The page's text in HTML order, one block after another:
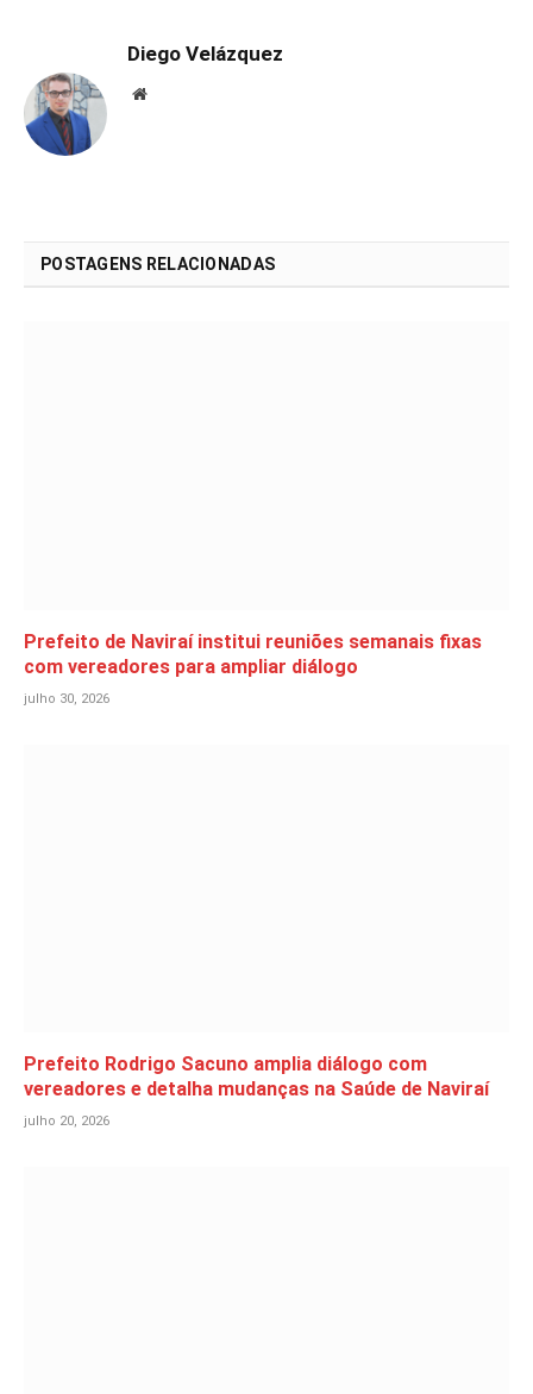
Diego Velázquez
Website
POSTAGENS RELACIONADAS
Prefeito de Naviraí institui reuniões semanais fixas
com vereadores para ampliar diálogo
julho 30, 2026
Prefeito Rodrigo Sacuno amplia diálogo com
vereadores e detalha mudanças na Saúde de Naviraí
julho 20, 2026